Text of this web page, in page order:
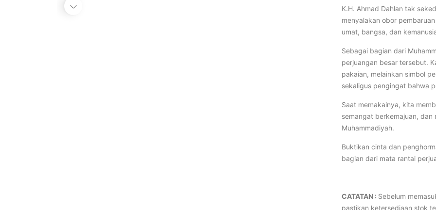
K.H. Ahmad Dahlan tak
menyalakan obor
umat, bangsa, dan
Sebagai bagian dari
perjuangan besar tersebut.
pakaian, melainkan simbol
sekaligus pengingat bahwa
Saat memakainya, kita
semangat berkemajuan,
Muhammadiyah.
Buktikan cinta dan
bagian dari mata rantai
CATATAN : Sebelum
pastikan ketersediaan stok